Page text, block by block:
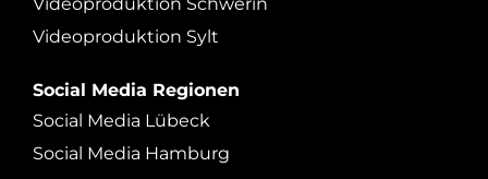
Videoproduktion Sylt
Social Media Regionen
Social Media Lübeck
Social Media Hamburg